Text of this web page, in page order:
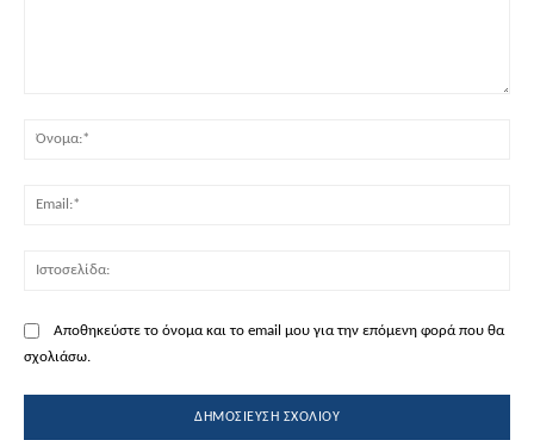
Αποθηκεύστε το όνομα και το email μου για την επόμενη φορά που θα
σχολιάσω.